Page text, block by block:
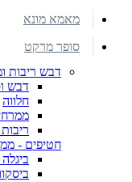
מאמא מונא
סופר מרקט
דבש ריבות
דבש
חלווה
חטיפים -